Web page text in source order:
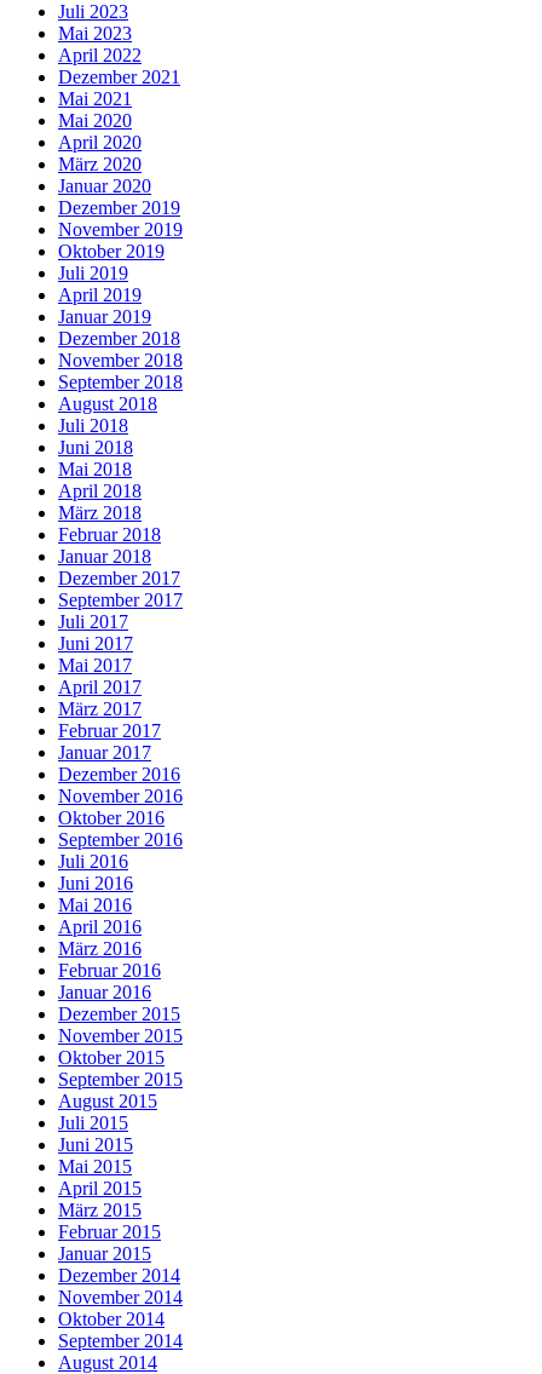
Juli 2023
Mai 2023
April 2022
Dezember 2021
Mai 2021
Mai 2020
April 2020
März 2020
Januar 2020
Dezember 2019
November 2019
Oktober 2019
Juli 2019
April 2019
Januar 2019
Dezember 2018
November 2018
September 2018
August 2018
Juli 2018
Juni 2018
Mai 2018
April 2018
März 2018
Februar 2018
Januar 2018
Dezember 2017
September 2017
Juli 2017
Juni 2017
Mai 2017
April 2017
März 2017
Februar 2017
Januar 2017
Dezember 2016
November 2016
Oktober 2016
September 2016
Juli 2016
Juni 2016
Mai 2016
April 2016
März 2016
Februar 2016
Januar 2016
Dezember 2015
November 2015
Oktober 2015
September 2015
August 2015
Juli 2015
Juni 2015
Mai 2015
April 2015
März 2015
Februar 2015
Januar 2015
Dezember 2014
November 2014
Oktober 2014
September 2014
August 2014